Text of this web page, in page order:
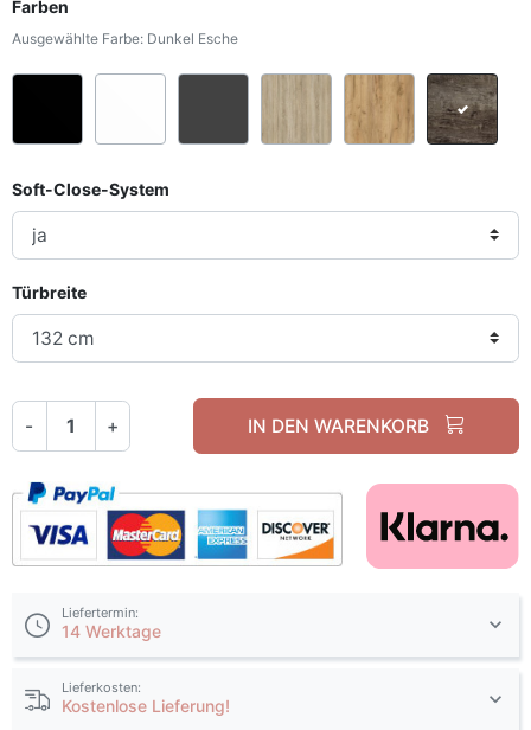
Farben
Ausgewählte Farbe: Dunkel Esche
Sonoma EicheCraft Gold
Soft-Close-System
Türbreite
- + IN DEN WARENKORB
Liefertermin:
14 Werktage
Lieferkosten:
Kostenlose Lieferung!